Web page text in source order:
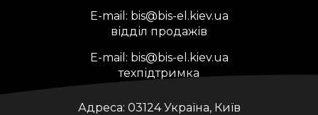
E-mail: bis@bis-el.kiev.ua
відділ продажів
E-mail: bis@bis-el.kiev.ua
техпідтримка
Адреса: 03124 Україна, Київ